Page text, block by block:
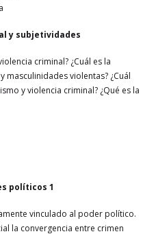
y subjetividades
criminal? ¿Cuál es la
masculinidades violentas? ¿Cuál
y violencia criminal? ¿Qué es la
políticos 1
vinculado al poder político.
la convergencia entre crimen